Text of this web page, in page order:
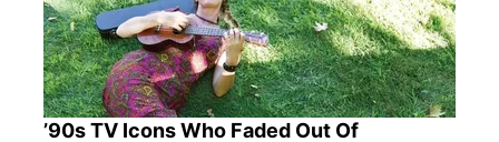
’90s TV Icons Who Faded Out Of